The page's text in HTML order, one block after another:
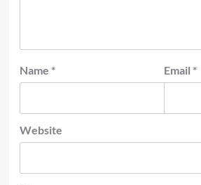
Name * Email *
Website